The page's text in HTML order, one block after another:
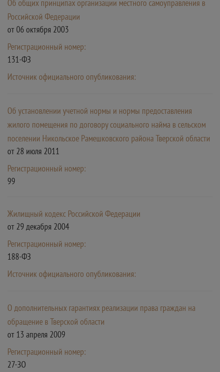
Об общих принципах организации местного самоуправления в
Российской Федерации
от 06 октября 2003
Регистрационный номер:
131-ФЗ
Источник официального опубликования:
Об установлении учетной нормы и нормы предоставления
жилого помещения по договору социального найма в сельском
поселении Никольское Рамешковского района Тверской области
от 28 июля 2011
Регистрационный номер:
99
Жилищный кодекс Российской Федерации
от 29 декабря 2004
Регистрационный номер:
188-ФЗ
Источник официального опубликования:
О дополнительных гарантиях реализации права граждан на
обращение в Тверской области
от 13 апреля 2009
Регистрационный номер:
27-ЗО